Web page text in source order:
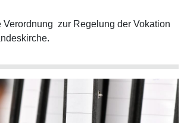
Verordnung zur Regelung der Vokation